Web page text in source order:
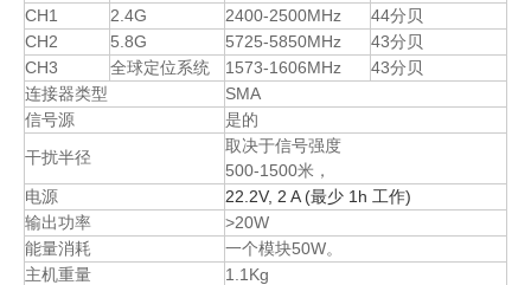
CH1
2.4G 2400-2500MHz
44分贝
CH2
5.8G 5725-5850MHz
43分贝
CH3
全球定位系统 1573-1606MHz
43分贝
连接器类型
SMA
信号源
是的
干扰半径
取决于信号强度
500-1500米，
电源
22.2V, 2 A (最少 1h 工作)
输出功率
>20W
能量消耗
一个模块50W。
主机重量
1.1Kg